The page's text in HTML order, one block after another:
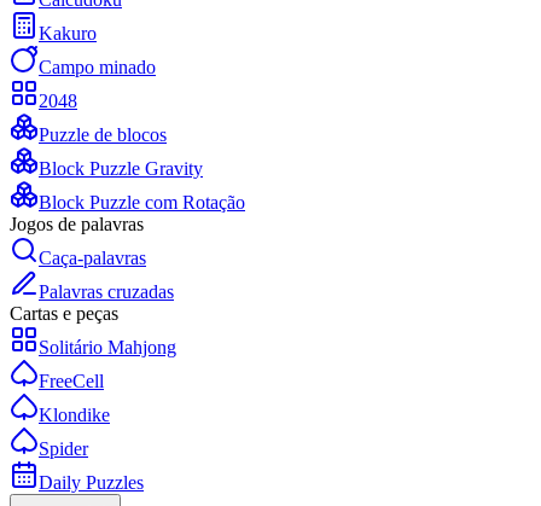
Kakuro
Campo minado
2048
Puzzle de blocos
Block Puzzle Gravity
Block Puzzle com Rotação
Jogos de palavras
Caça-palavras
Palavras cruzadas
Cartas e peças
Solitário Mahjong
FreeCell
Klondike
Spider
Daily Puzzles